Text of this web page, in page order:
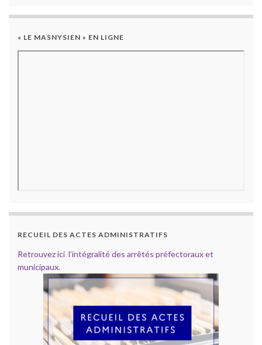
« LE MASNYSIEN » EN LIGNE
RECUEIL DES ACTES ADMINISTRATIFS
Retrouvez ici l’intégralité des arrêtés préfectoraux et
municipaux.